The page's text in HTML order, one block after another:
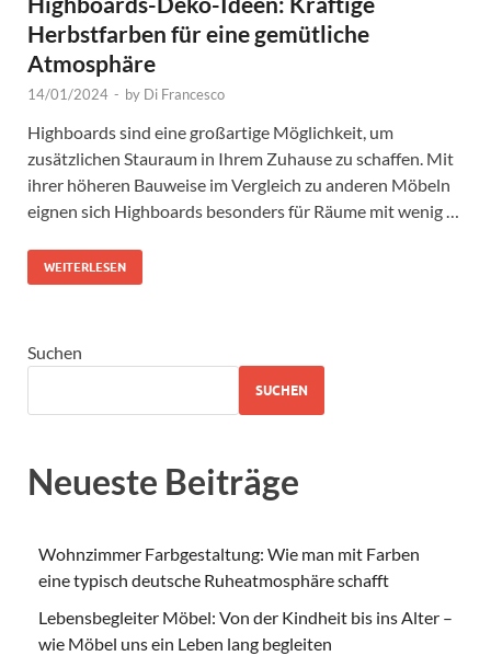
Herbstfarben für eine gemütliche
Atmosphäre
14/01/2024 - by Di Francesco
Highboards sind eine großartige Möglichkeit, um
zusätzlichen Stauraum in Ihrem Zuhause zu schaffen. Mit
ihrer höheren Bauweise im Vergleich zu anderen Möbeln
eignen sich Highboards besonders für Räume mit wenig …
WEITERLESEN
Suchen
SUCHEN
Neueste Beiträge
Wohnzimmer Farbgestaltung: Wie man mit Farben
eine typisch deutsche Ruheatmosphäre schafft
Lebensbegleiter Möbel: Von der Kindheit bis ins Alter –
wie Möbel uns ein Leben lang begleiten